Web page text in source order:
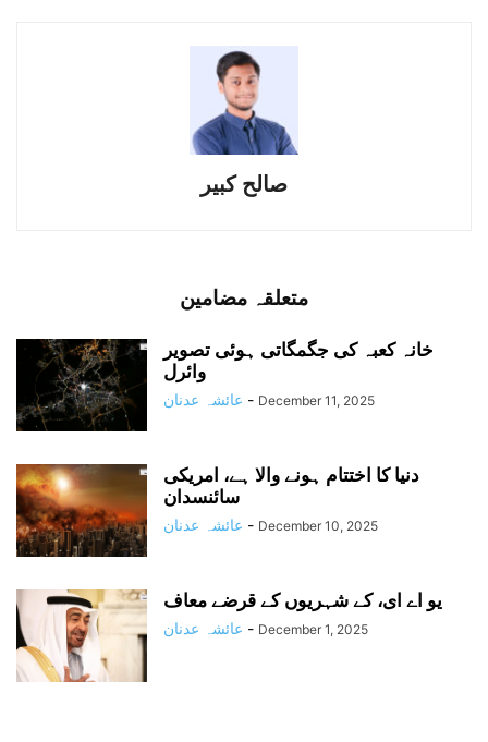
صالح کبیر
متعلقہ مضامین
خانہ کعبہ کی جگمگاتی ہوئی تصویر
وائرل
عائشہ عدنان - December 11, 2025
دنیا کا اختتام ہونے والا ہے، امریکی
سائنسدان
عائشہ عدنان - December 10, 2025
یو اے ای، کے شہریوں کے قرضے معاف
عائشہ عدنان - December 1, 2025